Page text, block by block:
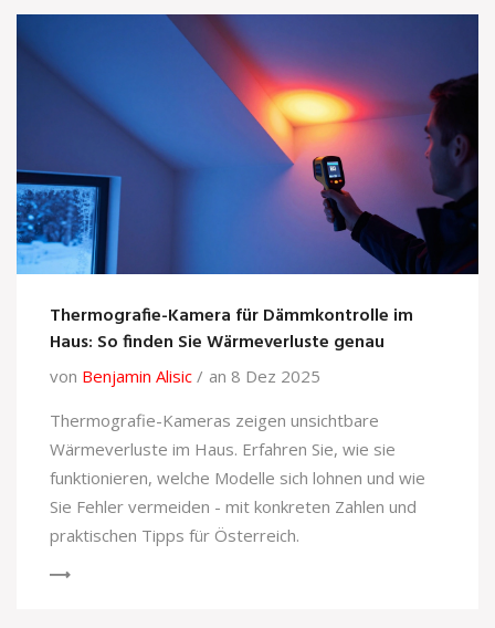
Thermografie-Kamera für Dämmkontrolle im
Haus: So finden Sie Wärmeverluste genau
von Benjamin Alisic
an 8 Dez 2025
Thermografie-Kameras zeigen unsichtbare
Wärmeverluste im Haus. Erfahren Sie, wie sie
funktionieren, welche Modelle sich lohnen und wie
Sie Fehler vermeiden - mit konkreten Zahlen und
praktischen Tipps für Österreich.